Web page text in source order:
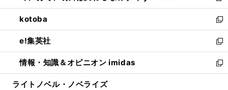
開
く
ウ
で
開
く
ン
ド
ウ
で
開
く
ウ
ィ
ン
ド
ウ
で
開
し
い
ウ
ィ
ン
ド
ウ
kotoba
新
し
い
ウ
ィ
ン
e!集英社
新
し
い
ウ
情報・知識＆オピニオン imidas
新
し
ライトノベル・ノベライズ